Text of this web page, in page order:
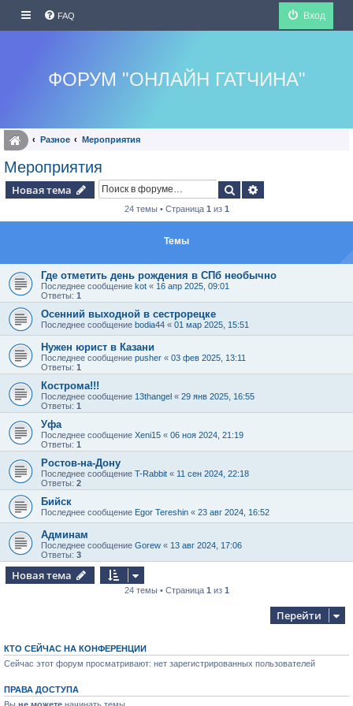
FAQ Вход
ФОРУМ "ОНЛАЙН ГАТЧИНА"
Разное Мероприятия
Мероприятия
Новая тема Поиск
24 темы • Страница 1 из 1
Темы
Где отметить день рождения в СПб необычно
Последнее сообщение kot « 16 апр 2025, 09:01
Ответы: 1
Осенний выходной в сестрорецке
Последнее сообщение bodia44 « 01 мар 2025, 15:51
Нужен юрист в Казани
Последнее сообщение pusher « 03 фев 2025, 13:11
Ответы: 1
Кострома!!!
Последнее сообщение 13thangel « 29 янв 2025, 16:55
Ответы: 1
Уфа
Последнее сообщение Xeni15 « 06 ноя 2024, 21:19
Ответы: 1
Ростов-на-Дону
Последнее сообщение T-Rabbit « 11 сен 2024, 22:18
Ответы: 2
Бийск
Последнее сообщение Egor Tereshin « 23 авг 2024, 16:52
Админам
Последнее сообщение Gorew « 13 авг 2024, 17:06
Ответы: 3
Новая тема
24 темы • Страница 1 из 1
Перейти
КТО СЕЙЧАС НА КОНФЕРЕНЦИИ
Сейчас этот форум просматривают: нет зарегистрированных пользователей
ПРАВА ДОСТУПА